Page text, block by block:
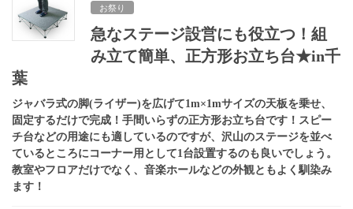
お祭り
急なステージ設営にも役立つ！組
み立て簡単、正方形お立ち台★in千
葉
ジャバラ式の脚(ライザー)を広げて1m×1mサイズの天板を乗せ、
固定するだけで完成！手間いらずの正方形お立ち台です！スピー
チ台などの用途にも適しているのですが、沢山のステージを並べ
ているところにコーナー用として1台設置するのも良いでしょう。
教室やフロアだけでなく、音楽ホールなどの外観ともよく馴染み
ます！